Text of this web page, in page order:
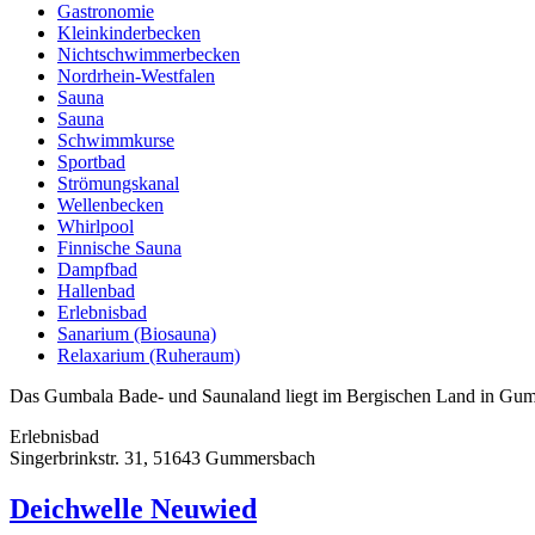
Gastronomie
Kleinkinderbecken
Nichtschwimmerbecken
Nordrhein-Westfalen
Sauna
Sauna
Schwimmkurse
Sportbad
Strömungskanal
Wellenbecken
Whirlpool
Finnische Sauna
Dampfbad
Hallenbad
Erlebnisbad
Sanarium (Biosauna)
Relaxarium (Ruheraum)
Das Gumbala Bade- und Saunaland liegt im Bergischen Land in
Erlebnisbad
Singerbrinkstr. 31, 51643 Gummersbach
Deichwelle Neuwied